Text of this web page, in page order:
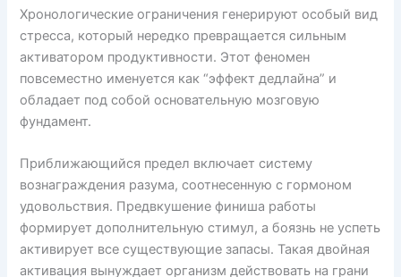
Хронологические ограничения генерируют особый вид
стресса, который нередко превращается сильным
активатором продуктивности. Этот феномен
повсеместно именуется как “эффект дедлайна” и
обладает под собой основательную мозговую
фундамент.
Приближающийся предел включает систему
вознаграждения разума, соотнесенную с гормоном
удовольствия. Предвкушение финиша работы
формирует дополнительную стимул, а боязнь не успеть
активирует все существующие запасы. Такая двойная
активация вынуждает организм действовать на грани